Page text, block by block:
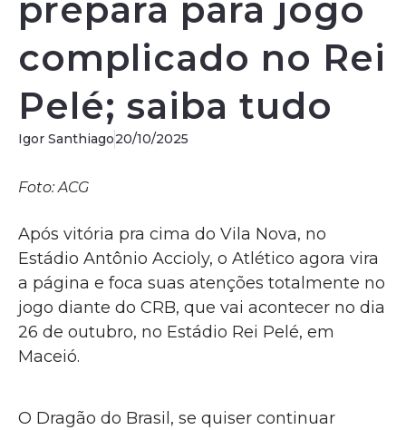
prepara para jogo
complicado no Rei
Pelé; saiba tudo
Igor Santhiago20/10/2025
Foto: ACG
Após vitória pra cima do Vila Nova, no
Estádio Antônio Accioly, o Atlético agora vira
a página e foca suas atenções totalmente no
jogo diante do CRB, que vai acontecer no dia
26 de outubro, no Estádio Rei Pelé, em
Maceió.
O Dragão do Brasil, se quiser continuar